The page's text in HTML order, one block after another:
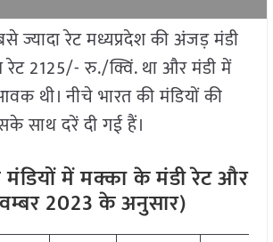
ज्यादा रेट मध्यप्रदेश की अंजड़ मंडी
2125/- रु./क्विं. था और मंडी में
थी। नीचे भारत की मंडियों की
साथ दरें दी गई हैं।
में मक्काके मंडी रेट और
2023 के अनुसार)